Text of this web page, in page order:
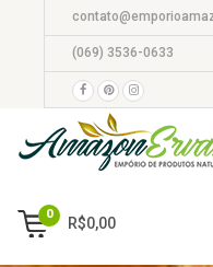
(069) 3536-0633
0
R$0,00